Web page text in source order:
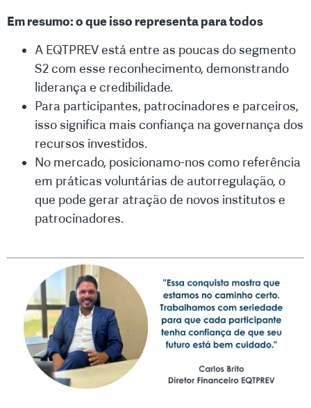
Em resumo: o que isso representa para todos
A EQTPREV está entre as poucas do segmento
S2 com esse reconhecimento, demonstrando
liderança e credibilidade.
Para participantes, patrocinadores e parceiros,
isso significa mais confiança na governança dos
recursos investidos.
No mercado, posicionamo-nos como referência
em práticas voluntárias de autorregulação, o
que pode gerar atração de novos institutos e
patrocinadores.